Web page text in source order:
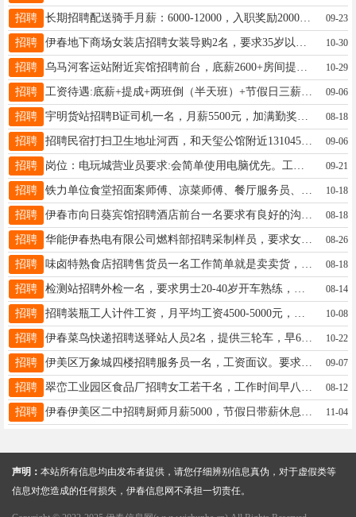
招聘 长期招聘配送骑手月薪：6000-12000，入职奖励2000，车辆电瓶首月免费使用，车辆补贴1000，老骑手回归奖2000元????????业务经理：月薪4000-7000，20岁以上，男女不限，学历不限，有无经验均可陈女士18504581458 09-23
招聘 10-30
招聘 10-29
招聘 工资待遇:底薪+提成+两班倒（半天班）+节假日三薪+每月带薪休假4天+五险，月薪3800～8000上不封顶，入职免费回公司参观学习优秀员工逐级晋升，要求:女生，20--30周岁，身材匀称，有导购经验者优先录取，有意者速报名电话:13045258778喻女士13045258778 09-06
招聘 08-18
招聘 招聘民宿打扫卫生地址河西，和天玺公馆附近13104581113李女士13104581113 09-06
招聘 09-21
招聘 10-18
招聘 08-18
招聘 华能伊春热电有限公司燃料部招聘采制样员，要求女性，高中以上学历，年龄不超过40岁，能熟练使用电脑，工作时间早八点半到十一点半，下午一点半到四点半（偶尔会有加班），月薪2800元，周末倒休，有意者（工作时间）联系15904587008郭经理郭经理15904587008 08-26
招聘 08-18
招聘 08-14
招聘 10-08
招聘 伊春菜鸟快递招聘送驿站人员2名，提供三轮车，早6:30送完下班，月保底3000+部分提成。地址：七公里。电话联系：13845821222于先生13845821222 10-22
招聘 伊美区万象城四楼招聘服务员一名，工资面议。要求干活麻利、能长期的联系。17678588613刘先生刘生奇17678588613 09-07
招聘 08-12
招聘 11-04
声明： 本站所有信息均由发布者提供，请您仔细辨别信息真伪，对于虚假类等
信息对您造成的任何损失，伊春信息网不承担一切责任。